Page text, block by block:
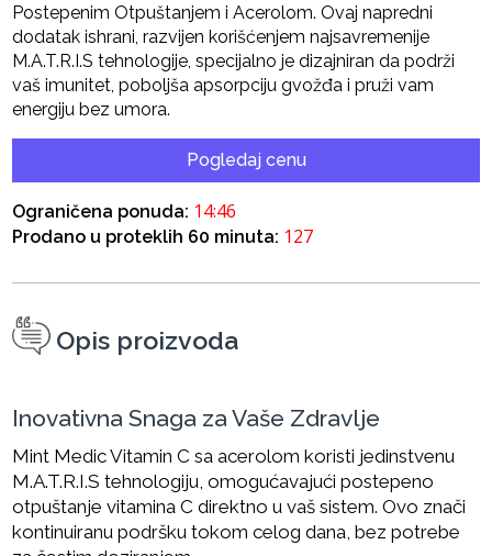
Postepenim Otpuštanjem i Acerolom. Ovaj napredni
dodatak ishrani, razvijen korišćenjem najsavremenije
M.A.T.R.I.S tehnologije, specijalno je dizajniran da podrži
vaš imunitet, poboljša apsorpciju gvožđa i pruži vam
energiju bez umora.
Pogledaj cenu
Ograničena ponuda: 14:46
Prodano u proteklih 60 minuta: 127
Opis proizvoda
Inovativna Snaga za Vaše Zdravlje
Mint Medic Vitamin C sa acerolom koristi jedinstvenu
M.A.T.R.I.S tehnologiju, omogućavajući postepeno
otpuštanje vitamina C direktno u vaš sistem. Ovo znači
kontinuiranu podršku tokom celog dana, bez potrebe